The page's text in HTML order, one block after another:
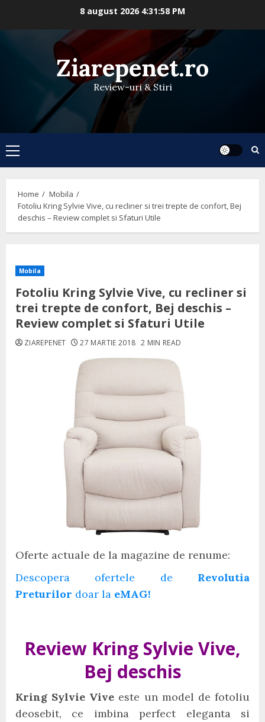
8 august 2026 4:31:58 PM
Ziarepenet.ro
Review-uri & Stiri
Primary
Menu
Home
Mobila
Fotoliu Kring Sylvie Vive, cu recliner si trei trepte de confort, Bej
deschis – Review complet si Sfaturi Utile
Mobila
Fotoliu Kring Sylvie Vive, cu recliner si
trei trepte de confort, Bej deschis –
Review complet si Sfaturi Utile
ZIAREPENET 27 MARTIE 2018 2 MIN READ
Oferte actuale de la magazine de renume:
Descopera ofertele de Revolutia
Preturilor doar la eMAG!
Review Kring Sylvie Vive,
Bej deschis
Kring Sylvie Vive este un model de fotoliu
deosebit, ce imbina perfect eleganta si